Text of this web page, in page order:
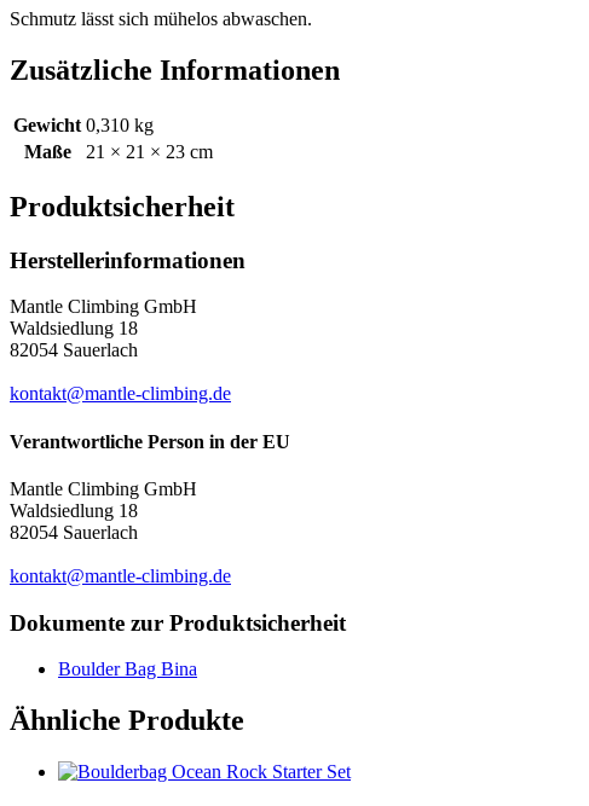
Schmutz lässt sich mühelos abwaschen.
Zusätzliche Informationen
Gewicht 0,310 kg
Maße
21 × 21 × 23 cm
Produktsicherheit
Herstellerinformationen
Mantle Climbing GmbH
Waldsiedlung 18
82054 Sauerlach
kontakt@mantle-climbing.de
Verantwortliche Person in der EU
Mantle Climbing GmbH
Waldsiedlung 18
82054 Sauerlach
kontakt@mantle-climbing.de
Dokumente zur Produktsicherheit
Boulder Bag Bina
Ähnliche Produkte